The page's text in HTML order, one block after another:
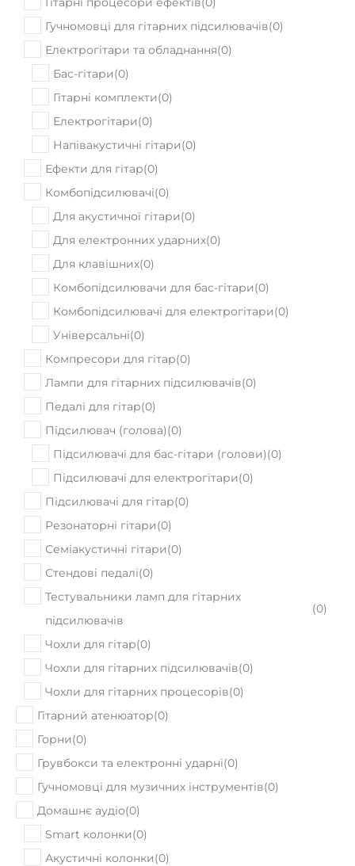
Гучномовці для гітарних підсилювачів(0)
Електрогітари та обладнання(0)
Бас-гітари(0)
Гітарні комплекти(0)
Електрогітари(0)
Напівакустичні гітари(0)
Ефекти для гітар(0)
Комбопідсилювачі(0)
Для акустичної гітари(0)
Для електронних ударних(0)
Для клавішних(0)
Комбопідсилювачи для бас-гітари(0)
Комбопідсилювачі для електрогітари(0)
Універсальні(0)
Компресори для гітар(0)
Лампи для гітарних підсилювачів(0)
Педалі для гітар(0)
Підсилювач (голова)(0)
Підсилювачі для бас-гітари (голови)(0)
Підсилювачі для електрогітари(0)
Підсилювачі для гітар(0)
Резонаторні гітари(0)
Семіакустичні гітари(0)
Стендові педалі(0)
Тестувальники ламп для гітарних
підсилювачів
(0)
Чохли для гітар(0)
Чохли для гітарних підсилювачів(0)
Чохли для гітарних процесорів(0)
Гітарний атенюатор(0)
Горни(0)
Грувбокси та електронні ударні(0)
Гучномовці для музичних інструментів(0)
Домашнє аудіо(0)
Smart колонки(0)
Акустичні колонки(0)